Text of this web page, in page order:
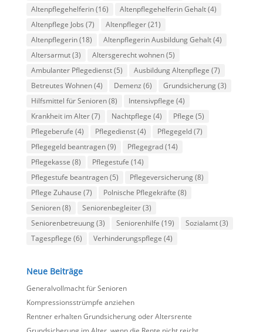
Altenpflegehelferin(16) Altenpflegehelferin Gehalt(4)
Altenpflege Jobs (7) Altenpfleger(21)
Altenpflegerin(18) Altenpflegerin Ausbildung Gehalt(4)
Altersarmut(3) Altersgerecht wohnen(5)
Ambulanter Pflegedienst(5) Ausbildung Altenpflege (7)
Betreutes Wohnen(4) Demenz (6) Grundsicherung(3)
Hilfsmittel für Senioren(8) Intensivpflege (4)
Krankheit im Alter(7) Nachtpflege (4) Pflege (5)
Pflegeberufe (4) Pflegedienst(4) Pflegegeld(7)
Pflegegeld beantragen(9) Pflegegrad(14)
Pflegekasse (8) Pflegestufe (14)
Pflegestufe beantragen(5) Pflegeversicherung(8)
Pflege Zuhause (7) Polnische Pflegekräfte (8)
Senioren(8) Seniorenbegleiter(3)
Seniorenbetreuung(3) Seniorenhilfe (19) Sozialamt(3)
Tagespflege (6) Verhinderungspflege (4)
Neue Beiträge
Generalvollmacht für Senioren
Kompressionsstrümpfe anziehen
Rentner erhalten Grundsicherung oder Altersrente